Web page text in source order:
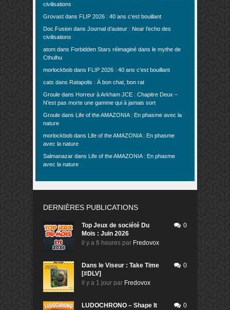
civilisations
Grovast dans FLIP 2026 : 40 ans c’est bouillant
Doc.Fusion dans Journal d’auteur : Near l’echo des
civilisations
atom dans Forbidden Stars réimaginé dans le mythe de
Cthulhu
morlockbob dans FLIP 2026 : 40 ans c’est bouillant
cats dans Ratapolis : À bon chat, bon rat
Groule dans Horreur à Arkham JCE : Chapitre Deux –
N’est pas morte une gamme qui à jamais sort
Groule dans Life of the AMAZONIA : En phasme avec la
nature
morlockbob dans Life of the AMAZONIA : En phasme
avec la nature
Salmanazar dans Life of the AMAZONIA : En phasme
avec la nature
DERNIÈRES PUBLICATIONS
Top Jeux de société Du
Mois : Juin 2026
il y a 6 heures par Fredovox
0
Dans le Viseur : Take Time
[#DLV]
il y a 1 jour par Fredovox
0
LUDOCHRONO – Shape It
0